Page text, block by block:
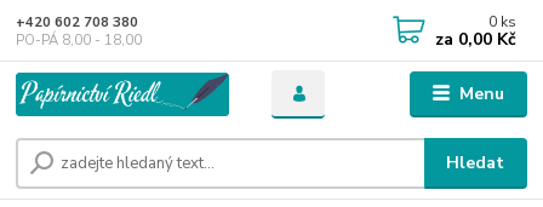
Menu
Hledat
+420 602 708 380
PO-PÁ 8,00 - 18,00
0 ks
za 0,00 Kč